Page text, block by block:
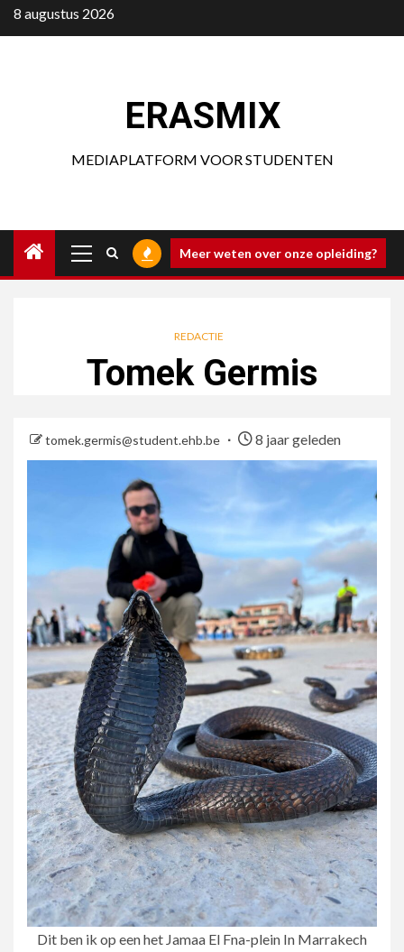
Ga
naar
8 augustus 2026
ERASMIX
MEDIAPLATFORM VOOR STUDENTEN
menu
Meer weten over onze opleiding?
REDACTIE
Tomek Germis
tomek.germis@student.ehb.be 8 jaar geleden
Dit ben ik op een het Jamaa El Fna-plein In Marrakech